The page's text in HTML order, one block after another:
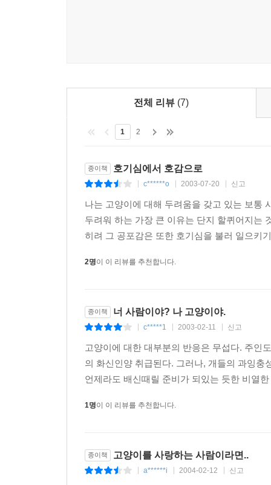
전체 리뷰 (7)
1 2
종이책 호기심에서 호감으로
c******o 2003-07-20 신고
나는 고양이에 대해 두려움을 갖고 있는 보통
두려워 하는 가장 큰 이유는 단지 할퀴어지는
히려 그 공포감은 또한 호기심을 불러 일으키
2명이 이 리뷰를 추천합니다.
종이책 너 사람이야? 나 고양이야.
c*****1 2003-02-11 신고
고양이에 대한 대부분의 반응은 무섭다. 주인
의 화신인양 취급된다. 그러나, 개들의 과잉
언제라도 배신때릴 준비가 되있는 듯한 비열
1명이 이 리뷰를 추천합니다.
종이책 고양이를 사랑하는 사람이라면..
a******i 2004-02-12 신고